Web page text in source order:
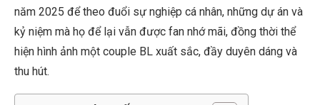
năm 2025 để theo đuổi sự nghiệp cá nhân, những dự án và
kỷ niệm mà họ để lại vẫn được fan nhớ mãi, đồng thời thể
hiện hình ảnh một couple BL xuất sắc, đầy duyên dáng và
thu hút.